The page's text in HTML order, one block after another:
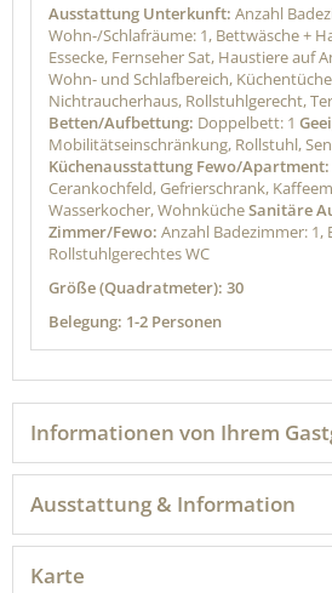
Ausstattung Unterkunft: Anzahl
Wohn-/Schlafräume: 1, Bettwäsche +
Essecke, Fernseher Sat, Haustiere auf
Wohn- und Schlafbereich,
Nichtraucherhaus, Rollstuhlgerecht,
Betten/Aufbettung: Doppelbett: 1
Mobilitätseinschränkung, Rollstuhl,
Küchenausstattung Fewo/Apartment:
Cerankochfeld, Gefrierschrank,
Wasserkocher, WohnkücheSanitäre
Zimmer/Fewo: Anzahl Badezimmer: 1,
Rollstuhlgerechtes WC
Größe (Quadratmeter): 30
Belegung: 1-2 Personen
Informationen von Ihrem
Ausstattung & Information
Karte